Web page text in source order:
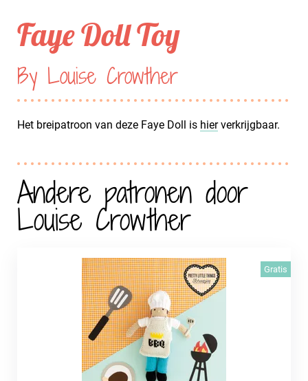
Faye Doll Toy
By Louise Crowther
Het breipatroon van deze Faye Doll is hierverkrijgbaar.
Andere patronen door
Louise Crowther
Gratis